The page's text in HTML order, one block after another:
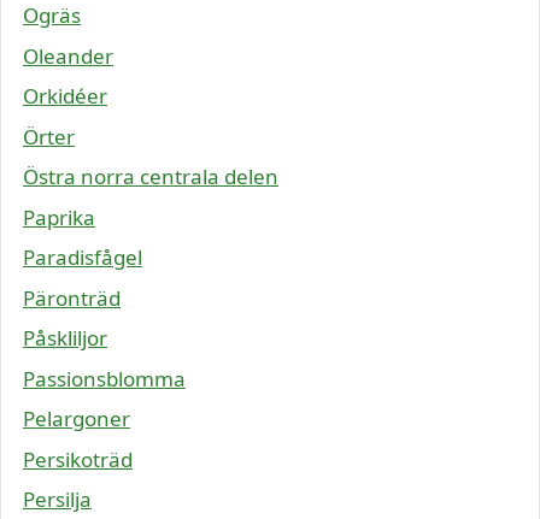
Ogräs
Oleander
Orkidéer
Örter
Östra norra centrala delen
Paprika
Paradisfågel
Päronträd
Påskliljor
Passionsblomma
Pelargoner
Persikoträd
Persilja